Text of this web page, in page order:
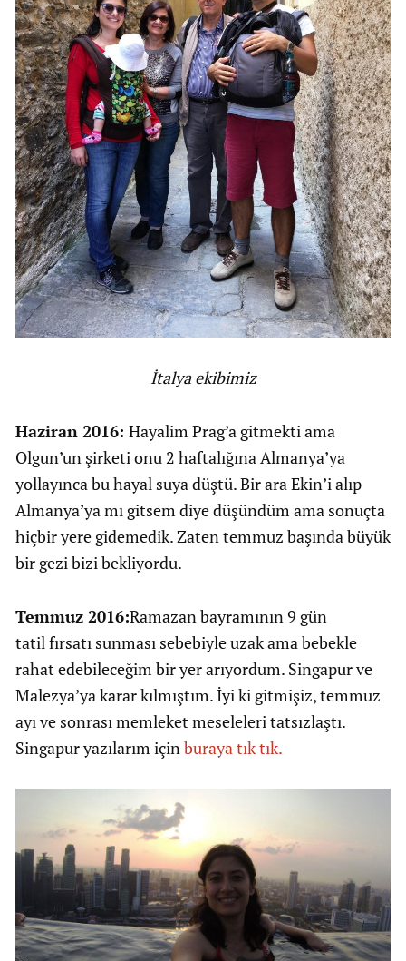
İtalya ekibimiz
Haziran 2016: Hayalim Prag’a gitmekti ama
Olgun’un şirketi onu 2 haftalığına Almanya’ya
yollayınca bu hayal suya düştü. Bir ara Ekin’i alıp
Almanya’ya mı gitsem diye düşündüm ama sonuçta
hiçbir yere gidemedik. Zaten temmuz başında büyük
bir gezi bizi bekliyordu.
Temmuz 2016:Ramazan bayramının 9 gün
tatil fırsatı sunması sebebiyle uzak ama bebekle
rahat edebileceğim bir yer arıyordum. Singapur ve
Malezya’ya karar kılmıştım. İyi ki gitmişiz, temmuz
ayı ve sonrası memleket meseleleri tatsızlaştı.
Singapur yazılarım içinburaya tık tık.